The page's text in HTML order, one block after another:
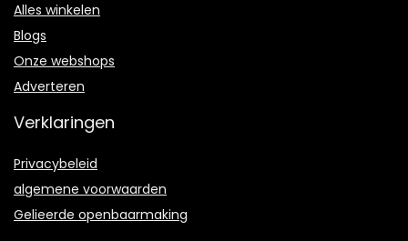
Alles winkelen
Blogs
Onze webshops
Adverteren
Verklaringen
Privacybeleid
algemene voorwaarden
Gelieerde openbaarmaking